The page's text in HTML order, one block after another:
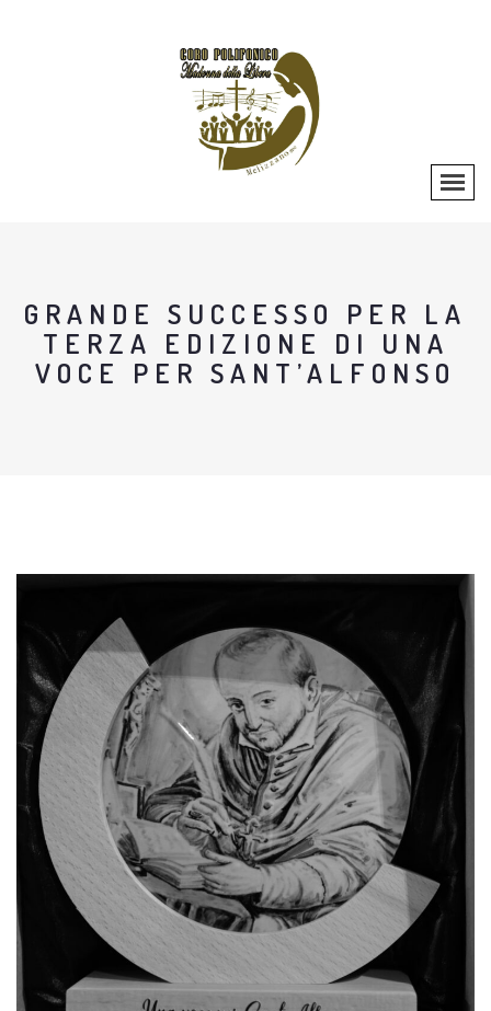
GRANDE SUCCESSO PER LA
TERZA EDIZIONE DI UNA
VOCE PER SANT’ALFONSO